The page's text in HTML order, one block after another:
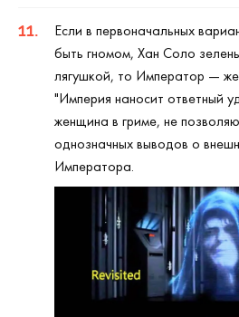
Если в первоначальных
быть гномом, Хан Соло
лягушкой, то Император —
"Империя наносит ответный
женщина в гриме, не
однозначных выводов о
Императора.